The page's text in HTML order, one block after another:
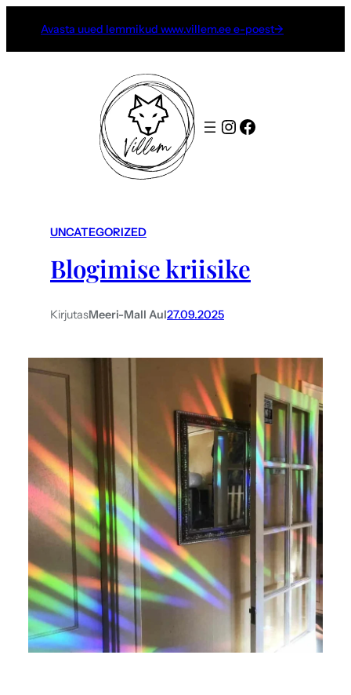
Avasta uued lemmikud www.villem.ee e-poest→
InstagramFacebook
UNCATEGORIZED
Blogimise kriisike
KirjutasMeeri-Mall Aul27.09.2025